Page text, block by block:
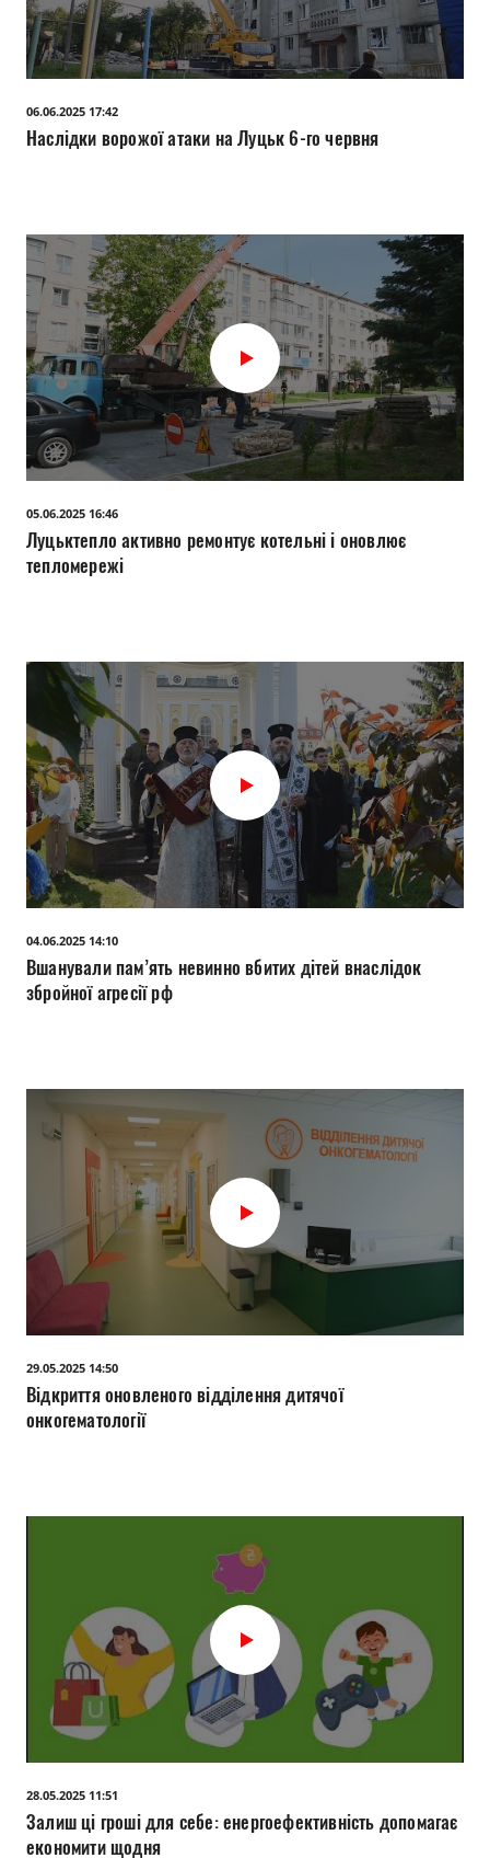
06.06.2025 17:42
Наслідки ворожої атаки на Луцьк 6-го червня
05.06.2025 16:46
Луцьктепло активно ремонтує котельні і оновлює
тепломережі
04.06.2025 14:10
Вшанували пам’ять невинно вбитих дітей внаслідок
збройної агресії рф
29.05.2025 14:50
Відкриття оновленого відділення дитячої
онкогематології
28.05.2025 11:51
Залиш ці гроші для себе: енергоефективність допомагає
економити щодня